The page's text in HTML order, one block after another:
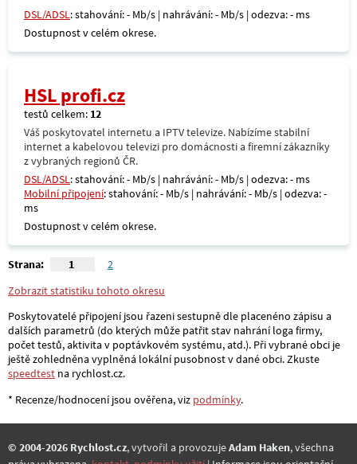
DSL/ADSL: stahování: - Mb/s | nahrávání: - Mb/s | odezva: - ms
Dostupnost v celém okrese.
HSL profi.cz
testů celkem: 12
Váš poskytovatel internetu a IPTV televize. Nabízíme stabilní
internet a kabelovou televizi pro domácnosti a firemní zákazníky
z vybraných regionů ČR.
DSL/ADSL: stahování: - Mb/s | nahrávání: - Mb/s | odezva: - ms
Mobilní připojení: stahování: - Mb/s | nahrávání: - Mb/s | odezva: -
ms
Dostupnost v celém okrese.
Strana: 1
2
Zobrazit statistiku tohoto okresu
Poskytovatelé připojení jsou řazeni sestupně dle placenéno zápisu a
dalších parametrů (do kterých může patřit stav nahrání loga firmy,
počet testů, aktivita v poptávkovém systému, atd.). Při vybrané obci je
ještě zohledněna vyplněná lokální pusobnost v dané obci. Zkuste
speedtest na rychlost.cz.
* Recenze/hodnocení jsou ověřena, viz podmínky.
© 2004-2026 Rychlost.cz, vytvořil a provozujeAdam Haken, všechna